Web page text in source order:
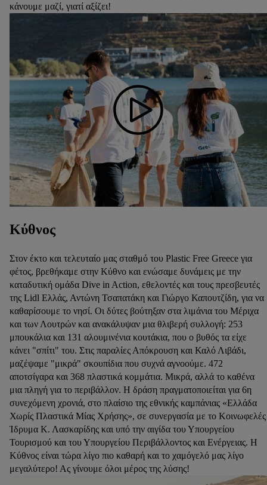
κάνουμε μαζί, γιατί αξίζει!
Κύθνος
Στον έκτο και τελευταίο μας σταθμό του Plastic Free Greece για
φέτος, βρεθήκαμε στην Κύθνο και ενώσαμε δυνάμεις με την
καταδυτική ομάδα Dive in Action, εθελοντές και τους πρεσβευτές
της Lidl Ελλάς, Αντώνη Τσαπατάκη και Γιώργο Καπουτζίδη, για να
καθαρίσουμε το νησί. Οι δύτες βούτηξαν στα λιμάνια του Μέριχα
και των Λουτρών και ανακάλυψαν μια θλιβερή συλλογή: 253
μπουκάλια και 131 αλουμινένια κουτάκια, που ο βυθός τα είχε
κάνει "σπίτι" του. Στις παραλίες Απόκρουση και Καλό Λιβάδι,
μαζέψαμε "μικρά" σκουπίδια που συχνά αγνοούμε. 472
αποτσίγαρα και 368 πλαστικά κομμάτια. Μικρά, αλλά το καθένα
μια πληγή για το περιβάλλον. Η δράση πραγματοποιείται για 6η
συνεχόμενη χρονιά, στο πλαίσιο της εθνικής καμπάνιας «Ελλάδα
Χωρίς Πλαστικά Μίας Χρήσης», σε συνεργασία με το Κοινωφελές
Ίδρυμα Κ. Λασκαρίδης και υπό την αιγίδα του Υπουργείου
Τουρισμού και του Υπουργείου Περιβάλλοντος και Ενέργειας. Η
Κύθνος είναι τώρα λίγο πιο καθαρή και το χαμόγελό μας λίγο
μεγαλύτερο! Ας γίνουμε όλοι μέρος της λύσης!